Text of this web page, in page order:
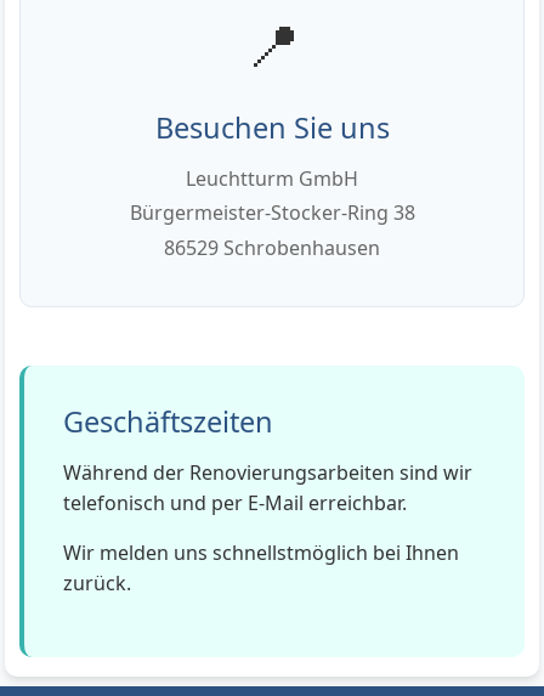
📍
Besuchen Sie uns
Leuchtturm GmbH
Bürgermeister-Stocker-Ring 38
86529 Schrobenhausen
Geschäftszeiten
Während der Renovierungsarbeiten sind wir
telefonisch und per E-Mail erreichbar.
Wir melden uns schnellstmöglich bei Ihnen
zurück.